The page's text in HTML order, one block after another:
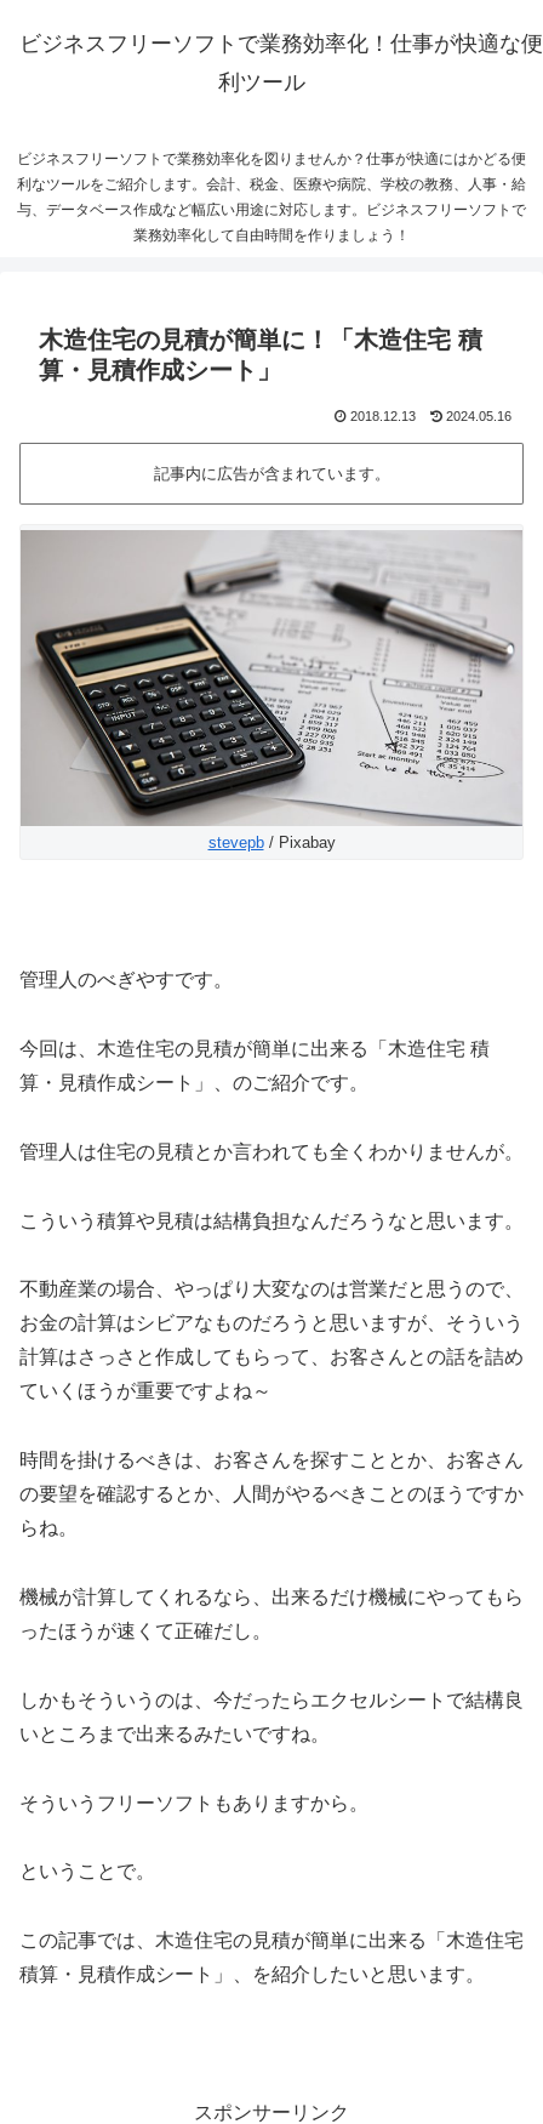
ビジネスフリーソフトで業務効率化！仕事が快適な便
利ツール
ビジネスフリーソフトで業務効率化を図りませんか？仕事が快適にはかどる便
利なツールをご紹介します。会計、税金、医療や病院、学校の教務、人事・給
与、データベース作成など幅広い用途に対応します。ビジネスフリーソフトで
業務効率化して自由時間を作りましょう！
木造住宅の見積が簡単に！「木造住宅 積
算・見積作成シート」
2018.12.13 2024.05.16
記事内に広告が含まれています。
stevepb/ Pixabay
管理人のべぎやすです。
今回は、木造住宅の見積が簡単に出来る「木造住宅 積
算・見積作成シート」、のご紹介です。
管理人は住宅の見積とか言われても全くわかりませんが。
こういう積算や見積は結構負担なんだろうなと思います。
不動産業の場合、やっぱり大変なのは営業だと思うので、
お金の計算はシビアなものだろうと思いますが、そういう
計算はさっさと作成してもらって、お客さんとの話を詰め
ていくほうが重要ですよね～
時間を掛けるべきは、お客さんを探すこととか、お客さん
の要望を確認するとか、人間がやるべきことのほうですか
らね。
機械が計算してくれるなら、出来るだけ機械にやってもら
ったほうが速くて正確だし。
しかもそういうのは、今だったらエクセルシートで結構良
いところまで出来るみたいですね。
そういうフリーソフトもありますから。
ということで。
この記事では、木造住宅の見積が簡単に出来る「木造住宅
積算・見積作成シート」、を紹介したいと思います。
スポンサーリンク